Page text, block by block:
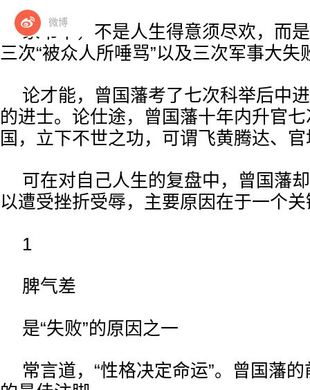
微博
家书中，不是人生得意须尽欢，而
三次“被众人所唾骂”以及三次军事大失
论才能，曾国藩考了七次科举后中
的进士。论仕途，曾国藩十年内升官
国，立下不世之功，可谓飞黄腾达、
可在对自己人生的复盘中，曾国藩
以遭受挫折受辱，主要原因在于一个
1
脾气差
是“失败”的原因之一
常言道，“性格决定命运”。曾国藩